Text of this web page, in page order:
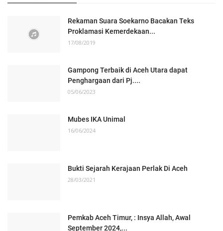
Rekaman Suara Soekarno Bacakan Teks
Proklamasi Kemerdekaan...
17/08/2019
Gampong Terbaik di Aceh Utara dapat
Penghargaan dari Pj....
05/06/2023
Mubes IKA Unimal
16/06/2024
Bukti Sejarah Kerajaan Perlak Di Aceh
28/03/2021
Pemkab Aceh Timur, : Insya Allah, Awal
September 2024,...